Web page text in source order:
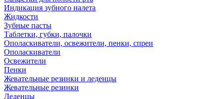
Индикация зубного налета
Жидкости
Зубные пасты
Таблетки, губки, палочки
Ополаскиватели, освежители, пенки, спреи
Ополаскиватели
Освежители
Пенки
Жевательные резинки и леденцы
Жевательные резинки
Леденцы